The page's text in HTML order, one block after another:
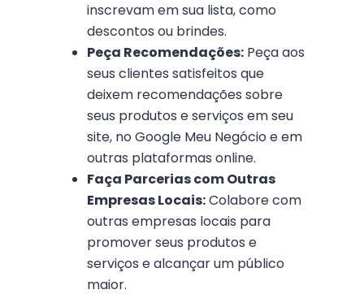
inscrevam em sua lista, como
descontos ou brindes.
Peça Recomendações: Peça aos
seus clientes satisfeitos que
deixem recomendações sobre
seus produtos e serviços em seu
site, no Google Meu Negócio e em
outras plataformas online.
Faça Parcerias com Outras
Empresas Locais:Colabore com
outras empresas locais para
promover seus produtos e
serviços e alcançar um público
maior.